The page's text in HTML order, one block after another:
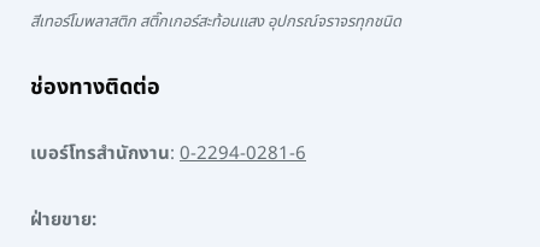
สีเทอร์โมพลาสติก สติ๊กเกอร์สะท้อนแสง อุปกรณ์จราจรทุกชนิด
ช่องทางติดต่อ
เบอร์โทรสำนักงาน: 0-2294-0281-6
ฝ่ายขาย: